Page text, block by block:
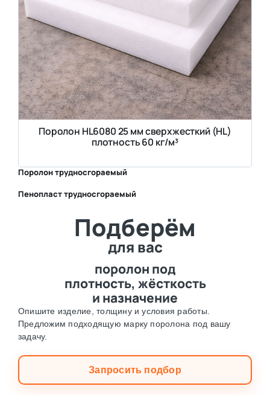
Поролон HL6080 25 мм сверхжесткий (HL)
плотность 60 кг/м³
Поролон трудносгораемый
Пенопласт трудносгораемый
Подберём
для вас
поролон под
плотность, жёсткость
и назначение
Опишите изделие, толщину и условия работы.
Предложим подходящую марку поролона под вашу
задачу.
Запросить подбор